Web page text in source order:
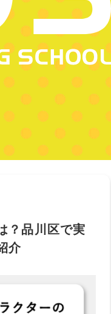
？品川区で実
介